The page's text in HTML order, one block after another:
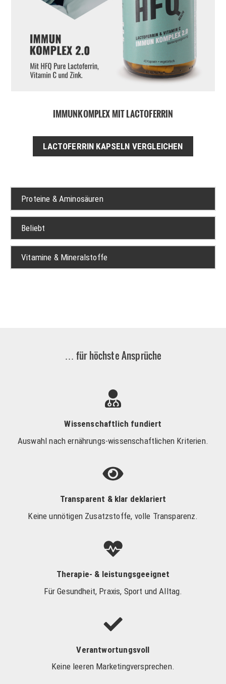
IMMUNKOMPLEX MIT LACTOFERRIN
LACTOFERRIN KAPSELN VERGLEICHEN
Proteine & Aminosäuren
Beliebt
Vitamine & Mineralstoffe
… für höchste Ansprüche
Wissenschaftlich fundiert
Auswahl nach ernährungs-wissenschaftlichen Kriterien.
Transparent & klar deklariert
Keine unnötigen Zusatzstoffe, volle Transparenz.
Therapie- & leistungsgeeignet
Für Gesundheit, Praxis, Sport und Alltag.
Verantwortungsvoll
Keine leeren Marketingversprechen.